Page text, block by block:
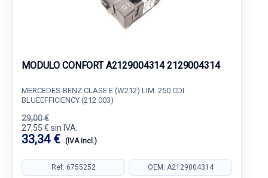
MODULO CONFORT A2129004314 2129004314
MERCEDES-BENZ CLASE E (W212) LIM. 250 CDI
BLUEEFFICIENCY (212.003)
29,00 €
27,55 € sin IVA.
33,34 € (IVA incl.)
Ref: 6755252 OEM: A2129004314